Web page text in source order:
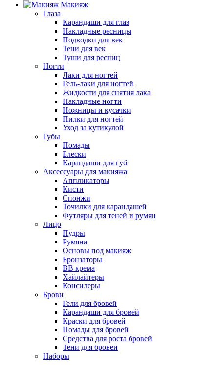
Макияж
Глаза
Карандаши для глаз
Накладные ресницы
Подводки для век
Тени для век
Туши для ресниц
Ногти
Лаки для ногтей
Гель-лаки для ногтей
Жидкости для снятия лака
Накладные ногти
Ножницы и кусачки
Пилки для ногтей
Уход за кутикулой
Губы
Помады
Блески
Карандаши для губ
Аксессуары для макияжа
Аппликаторы
Кисти
Спонжи
Точилки для карандашей
Футляры для теней и румян
Лицо
Пудры
Румяна
Основы под макияж
Бронзаторы
BB крема
Хайлайтеры
Консилеры
Брови
Гели для бровей
Карандаши для бровей
Краски для бровей
Помады для бровей
Средства для роста бровей
Тени для бровей
Наборы